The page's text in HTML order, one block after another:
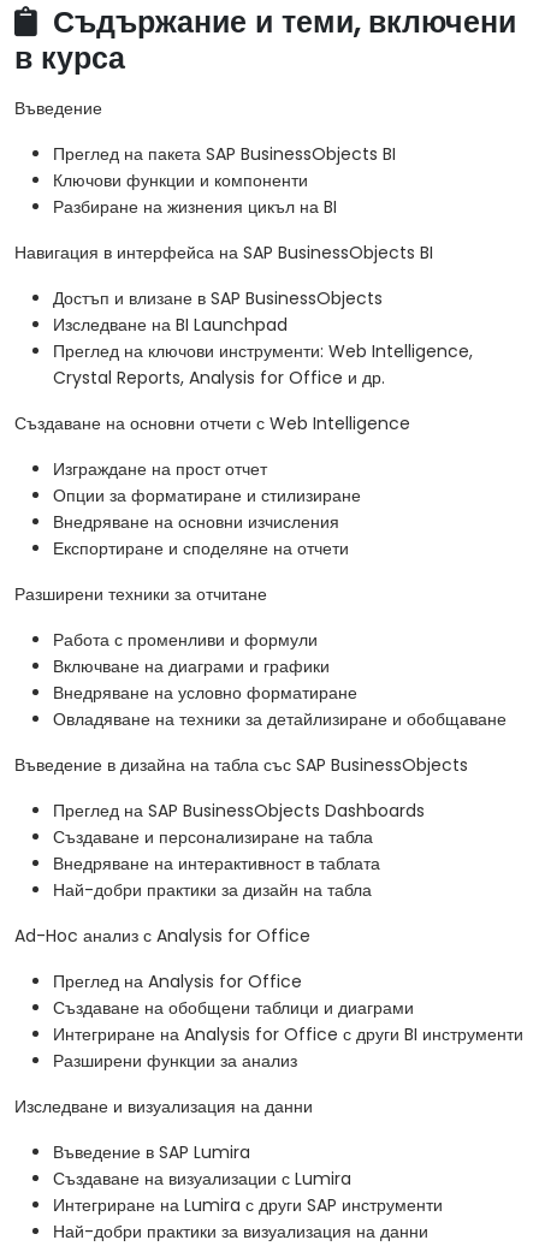
Съдържание и теми, включени
в курса
Въведение
Преглед на пакета SAP BusinessObjects BI
Ключови функции и компоненти
Разбиране на жизнения цикъл на BI
Навигация в интерфейса на SAP BusinessObjects BI
Достъп и влизане в SAP BusinessObjects
Изследване на BI Launchpad
Преглед на ключови инструменти: Web Intelligence,
Crystal Reports, Analysis for Office и др.
Създаване на основни отчети с Web Intelligence
Изграждане на прост отчет
Опции за форматиране и стилизиране
Внедряване на основни изчисления
Експортиране и споделяне на отчети
Разширени техники за отчитане
Работа с променливи и формули
Включване на диаграми и графики
Внедряване на условно форматиране
Овладяване на техники за детайлизиране и обобщаване
Въведение в дизайна на табла със SAP BusinessObjects
Преглед на SAP BusinessObjects Dashboards
Създаване и персонализиране на табла
Внедряване на интерактивност в таблата
Най-добри практики за дизайн на табла
Ad-Hoc анализ с Analysis for Office
Преглед на Analysis for Office
Създаване на обобщени таблици и диаграми
Интегриране на Analysis for Office с други BI инструменти
Разширени функции за анализ
Изследване и визуализация на данни
Въведение в SAP Lumira
Създаване на визуализации с Lumira
Интегриране на Lumira с други SAP инструменти
Най-добри практики за визуализация на данни